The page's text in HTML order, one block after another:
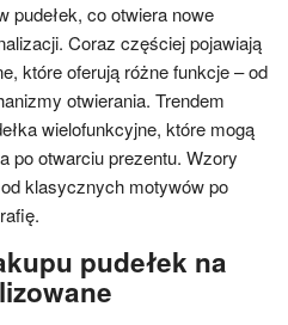
pudełek, co otwiera nowe
Coraz częściej pojawiają
które oferują różne funkcje – od
otwierania. Trendem
wielofunkcyjne, które mogą
po otwarciu prezentu. Wzory
klasycznych motywów po
pudełek na